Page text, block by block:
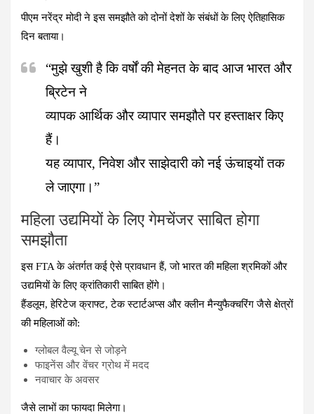
पीएम नरेंद्र मोदी ने इस समझौते को दोनों देशों के संबंधों के लिए ऐतिहासिक
दिन बताया।
“मुझे खुशी है कि वर्षों की मेहनत के बाद आज भारत और
ब्रिटेन ने
व्यापक आर्थिक और व्यापार समझौते पर हस्ताक्षर किए
हैं।
यह व्यापार, निवेश और साझेदारी को नई ऊंचाइयों तक
ले जाएगा।”
महिला उद्यमियों के लिए गेमचेंजर साबित होगा
समझौता
इस FTA के अंतर्गत कई ऐसे प्रावधान हैं, जो भारत की महिला श्रमिकों और
उद्यमियों के लिए क्रांतिकारी साबित होंगे।
हैंडलूम, हेरिटेज क्राफ्ट, टेक स्टार्टअप्स और क्लीन मैन्युफैक्चरिंग जैसे क्षेत्रों
की महिलाओं को:
ग्लोबल वैल्यू चेन से जोड़ने
फाइनेंस और वेंचर ग्रोथ में मदद
नवाचार के अवसर
जैसे लाभों का फायदा मिलेगा।